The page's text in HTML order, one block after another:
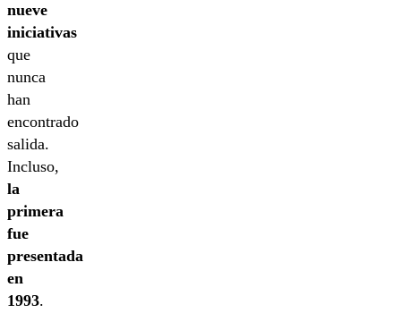
nueve
iniciativas
que
nunca
han
encontrado
salida.
Incluso,
la
primera
fue
presentada
en
1993.